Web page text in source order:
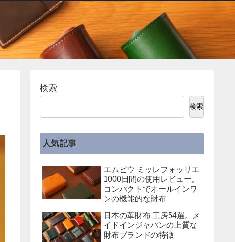
検索
検索
人気記事
エムピウ ミッレフォッリエ
1000日間の使用レビュー。
コンパクトでオールインワ
ンの機能的な財布
日本の革財布 工房54選。メ
イドインジャパンの上質な
財布ブランドの特徴